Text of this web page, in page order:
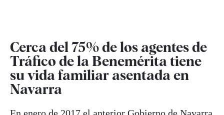
Cerca del 75% de los agentes de
Tráfico de la Benemérita tiene
su vida familiar asentada en
Navarra